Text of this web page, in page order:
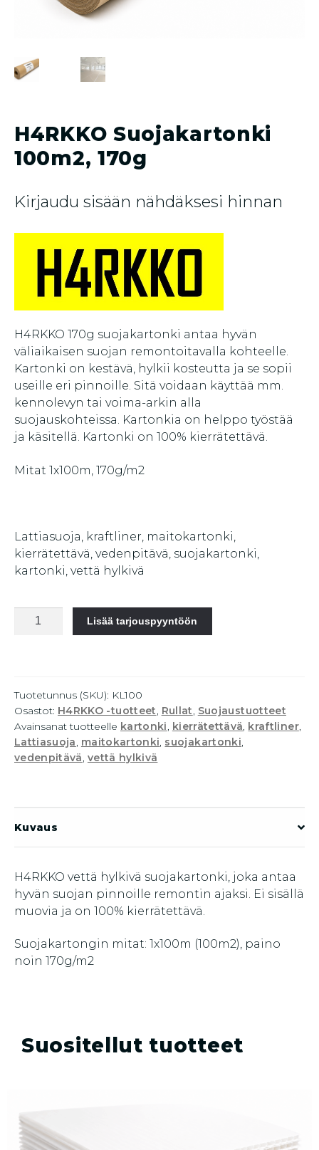
H4RKKO Suojakartonki
100m2, 170g
Kirjaudu sisään nähdäksesi hinnan
H4RKKO 170g suojakartonki antaa hyvän
väliaikaisen suojan remontoitavalla kohteelle.
Kartonki on kestävä, hylkii kosteutta ja se sopii
useille eri pinnoille. Sitä voidaan käyttää mm.
kennolevyn tai voima-arkin alla
suojauskohteissa. Kartonkia on helppo työstää
ja käsitellä. Kartonki on 100% kierrätettävä.
Mitat 1x100m, 170g/m2
Lattiasuoja, kraftliner, maitokartonki,
kierrätettävä, vedenpitävä, suojakartonki,
kartonki, vettä hylkivä
H4RKKO
Suojakartonki
Lisää tarjouspyyntöön
Tuotetunnus (SKU): KL100
Osastot: H4RKKO -tuotteet, Rullat, Suojaustuotteet
Avainsanat tuotteelle kartonki, kierrätettävä, kraftliner,
Lattiasuoja, maitokartonki, suojakartonki,
vedenpitävä, vettä hylkivä
Kuvaus
H4RKKO vettä hylkivä suojakartonki, joka antaa
hyvän suojan pinnoille remontin ajaksi. Ei sisällä
muovia ja on 100% kierrätettävä.
Suojakartongin mitat: 1x100m (100m2), paino
noin 170g/m2
Suositellut tuotteet